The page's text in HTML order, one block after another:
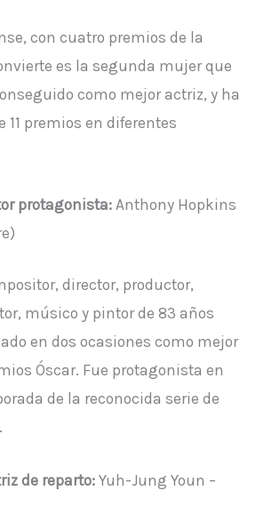
con cuatro premios de la
es la segunda mujer que
como mejor actriz, y ha
11 premios en diferentes
protagonista:Anthony Hopkins
director, productor,
músico y pintor de 83 años
en dos ocasiones como mejor
Óscar. Fue protagonista en
de la reconocida serie de
de reparto:Yuh-Jung Youn –